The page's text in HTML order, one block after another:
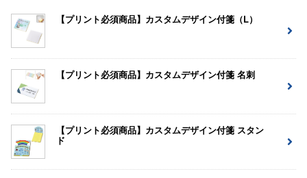
【プリント必須商品】カスタムデザイン付箋（L）
【プリント必須商品】カスタムデザイン付箋 名刺
【プリント必須商品】カスタムデザイン付箋 スタン
ド